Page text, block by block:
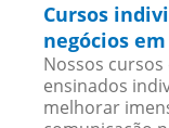
Cursos
negócios
Nossos
ensinados
melhorar